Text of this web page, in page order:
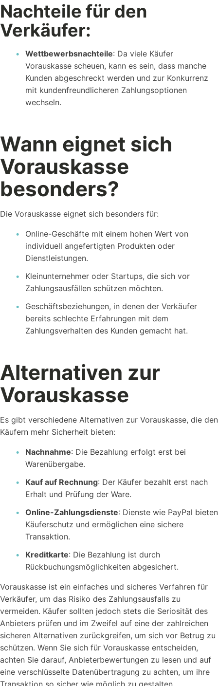
Nachteile für den
Verkäufer:
Wettbewerbsnachteile: Da viele Käufer
Vorauskasse scheuen, kann es sein, dass manche
Kunden abgeschreckt werden und zur Konkurrenz
mit kundenfreundlicheren Zahlungsoptionen
wechseln.
Wann eignet sich
Vorauskasse
besonders?
Die Vorauskasse eignet sich besonders für:
Online-Geschäfte mit einem hohen Wert von
individuell angefertigten Produkten oder
Dienstleistungen.
Kleinunternehmer oder Startups, die sich vor
Zahlungsausfällen schützen möchten.
Geschäftsbeziehungen, in denen der Verkäufer
bereits schlechte Erfahrungen mit dem
Zahlungsverhalten des Kunden gemacht hat.
Alternativen zur
Vorauskasse
Es gibt verschiedene Alternativen zur Vorauskasse, die den
Käufern mehr Sicherheit bieten:
Nachnahme: Die Bezahlung erfolgt erst bei
Warenübergabe.
Kauf auf Rechnung: Der Käufer bezahlt erst nach
Erhalt und Prüfung der Ware.
Online-Zahlungsdienste: Dienste wie PayPal bieten
Käuferschutz und ermöglichen eine sichere
Transaktion.
Kreditkarte: Die Bezahlung ist durch
Rückbuchungsmöglichkeiten abgesichert.
Vorauskasse ist ein einfaches und sicheres Verfahren für
Verkäufer, um das Risiko des Zahlungsausfalls zu
vermeiden. Käufer sollten jedoch stets die Seriosität des
Anbieters prüfen und im Zweifel auf eine der zahlreichen
sicheren Alternativen zurückgreifen, um sich vor Betrug zu
schützen. Wenn Sie sich für Vorauskasse entscheiden,
achten Sie darauf, Anbieterbewertungen zu lesen und auf
eine verschlüsselte Datenübertragung zu achten, um ihre
Transaktion so sicher wie möglich zu gestalten.